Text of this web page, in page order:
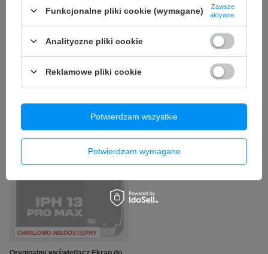
Wyświetlacz do Apple iPhone 13
Pro Max Soft OLED Wymienny IC
Oryginalny wyświetlacz do Apple
iPhone 13 Pro Max 120Hz
Wymieniona Szybka z taśmą
Diagnostic
639,00 zł
CHWILOWO NIEDOSTĘPNY
Funkcjonalne pliki cookie (wymagane)
Zawsze
aktywne
Analityczne pliki cookie
Reklamowe pliki cookie
Potwierdzam wymagane
Potwierdzam wszystkie